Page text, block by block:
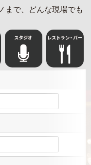
まで、どんな現場でも